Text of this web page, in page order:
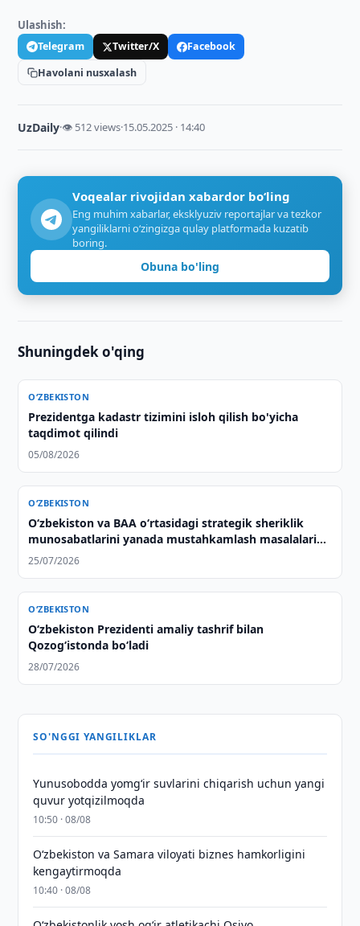
Ulashish:
Telegram Twitter/X
Facebook
Havolani nusxalash
UzDaily·👁 512 views·15.05.2025 · 14:40
Voqealar rivojidan xabardor bo‘ling
Eng muhim xabarlar, eksklyuziv reportajlar va tezkor
yangiliklarni o‘zingizga qulay platformada kuzatib
boring.
Obuna bo'ling
Shuningdek o'qing
O‘ZBEKISTON
Prezidentga kadastr tizimini isloh qilish bo'yicha
taqdimot qilindi
05/08/2026
O‘ZBEKISTON
Oʻzbekiston va BAA oʻrtasidagi strategik sheriklik
munosabatlarini yanada mustahkamlash masalalari
muhokama qilindi
25/07/2026
O‘ZBEKISTON
Oʻzbekiston Prezidenti amaliy tashrif bilan
Qozogʻistonda boʻladi
28/07/2026
SO'NGGI YANGILIKLAR
Yunusobodda yomg‘ir suvlarini chiqarish uchun yangi
quvur yotqizilmoqda
10:50 · 08/08
Oʻzbekiston va Samara viloyati biznes hamkorligini
kengaytirmoqda
10:40 · 08/08